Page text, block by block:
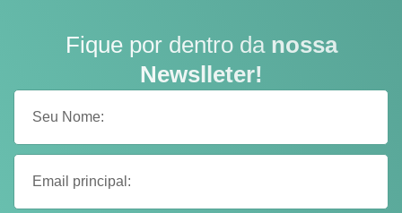
Fique por dentro da nossa
Newslleter!